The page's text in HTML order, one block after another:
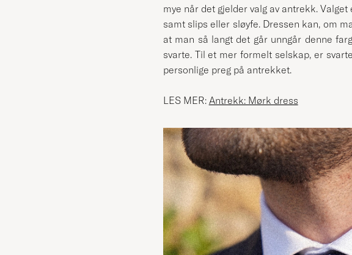
mye når det gjelder valg av antrekk.
samt slips eller sløyfe. Dressen kan, om
at man så langt det går unngår denne
svarte. Til et mer formelt selskap, er
personlige preg på antrekket.
LES MER: Antrekk: Mørk dress